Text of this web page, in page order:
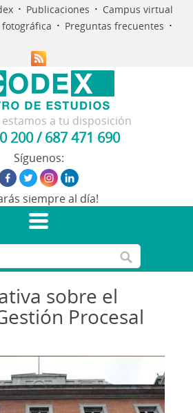
· Publicaciones · Campus virtual
fotográfica · Preguntas frecuentes ·
a tu disposición
200/687 471 690
Síguenos:
siempre al día!
sobre el
Procesal